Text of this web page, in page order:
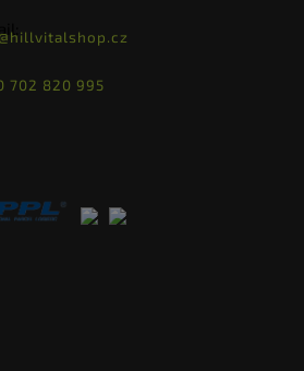
702 820 995